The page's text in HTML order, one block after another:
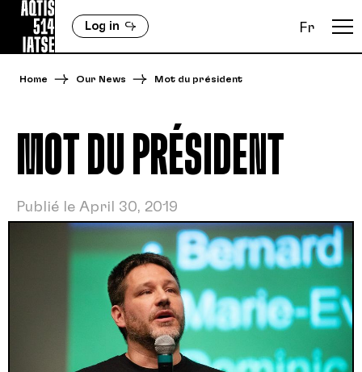
Log in Fr
Home Our News Mot du président
MOT DU PRÉSIDENT
Publié le April 30, 2019